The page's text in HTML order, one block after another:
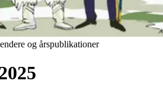
og årspublikationer